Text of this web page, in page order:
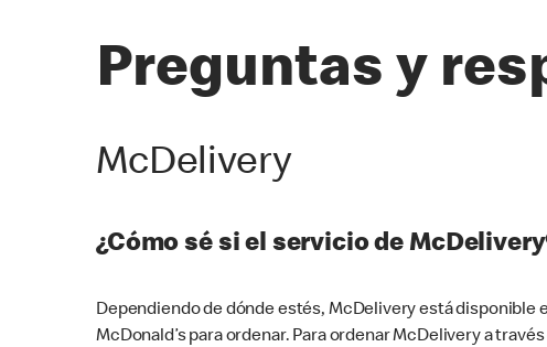
Preguntas y
McDelivery
¿Cómo sé si el servicio de
Dependiendo de dónde estés, McDelivery está disponible
McDonald’s para ordenar. Para ordenar McDelivery a través